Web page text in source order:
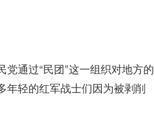
通过“民团”这一组织对地方的
轻的红军战士们因为被剥削